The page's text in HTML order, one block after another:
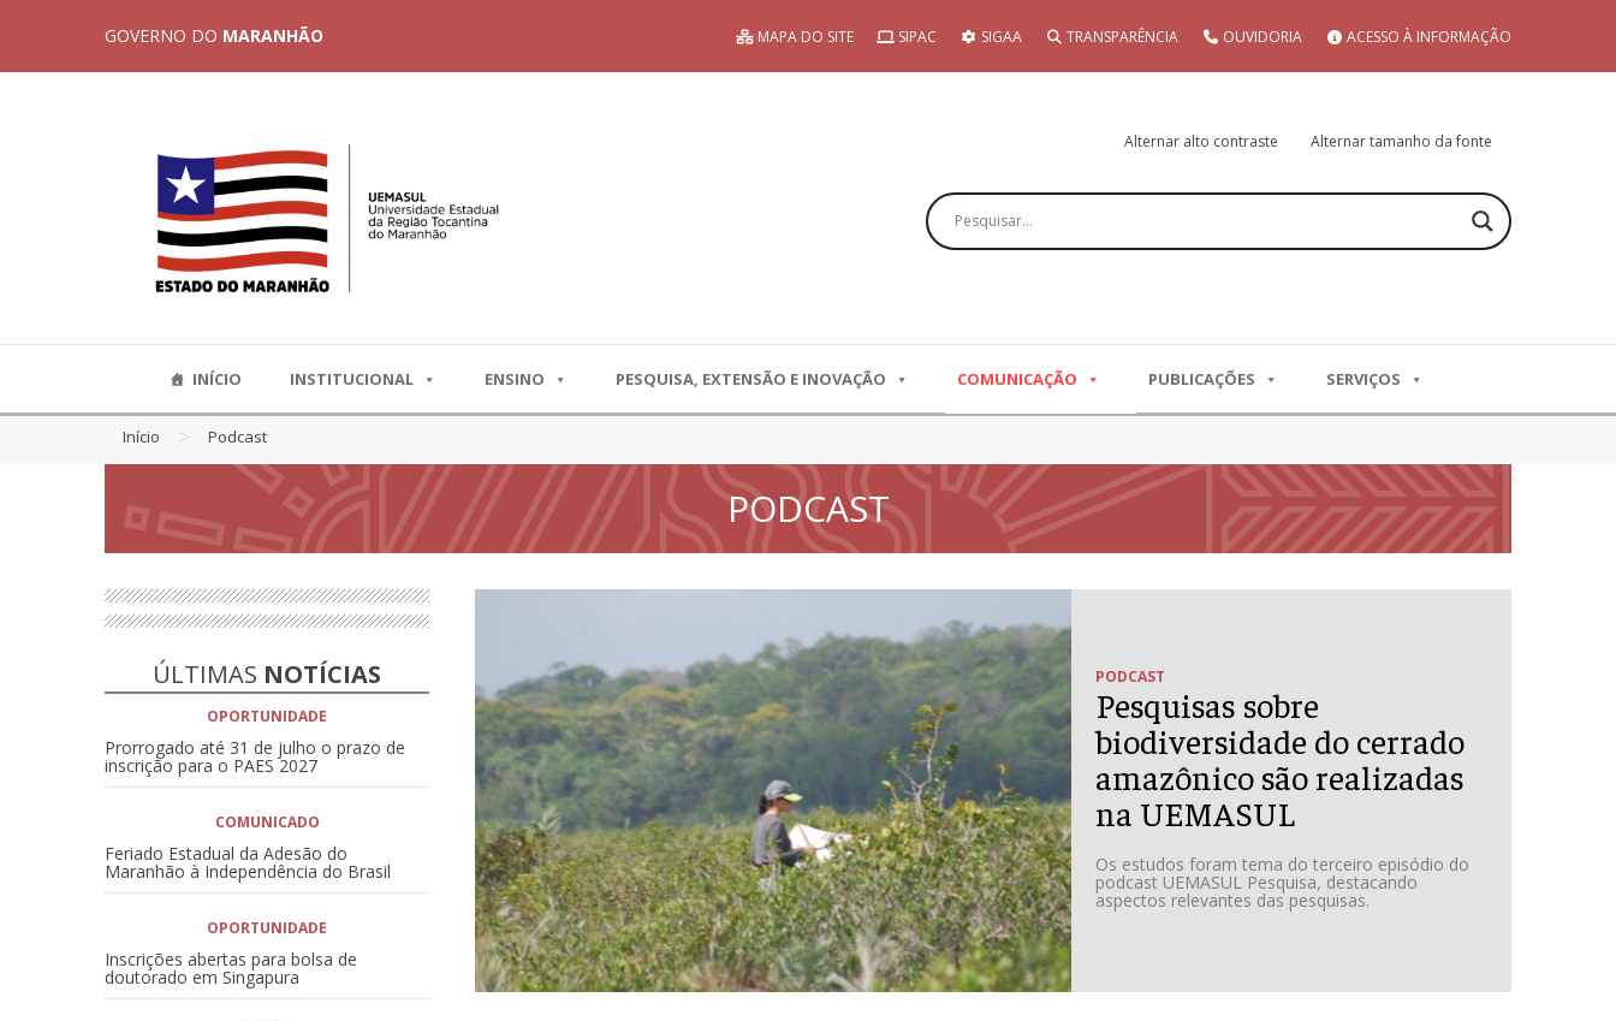
GOVERNO DO MARANHÃO MAPA DO SITE SIPAC SIGAA TRANSPARÊNCIA OUVIDORIA ACESSO À INFORMAÇÃO
Alternar alto contraste Alternar tamanho da fonte
Pesquisar
INÍCIO INSTITUCIONAL ENSINO PESQUISA, EXTENSÃO E INOVAÇÃO COMUNICAÇÃO PUBLICAÇÕES SERVIÇOS
Início > Podcast
PODCAST
ÚLTIMAS NOTÍCIAS
OPORTUNIDADE
Prorrogado até 31 de julho o prazo de
inscrição para o PAES 2027
COMUNICADO
Feriado Estadual da Adesão do
Maranhão à Independência do Brasil
OPORTUNIDADE
Inscrições abertas para bolsa de
doutorado em Singapura
PODCAST
Pesquisas sobre
biodiversidade do cerrado
amazônico são realizadas
na UEMASUL
Os estudos foram tema do terceiro episódio do
podcast UEMASUL Pesquisa, destacando
aspectos relevantes das pesquisas.